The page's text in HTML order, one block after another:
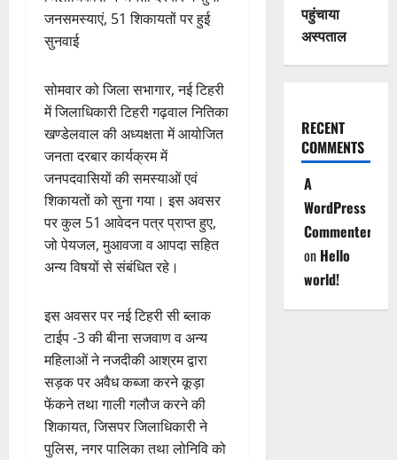
जनसमस्याएं, 51 शिकायतों पर हुई
सुनवाई
सोमवार को जिला सभागार, नई टिहरी
में जिलाधिकारी टिहरी गढ़वाल नितिका
खण्डेलवाल की अध्यक्षता में आयोजित
जनता दरबार कार्यक्रम में
जनपदवासियों की समस्याओं एवं
शिकायतों को सुना गया। इस अवसर
पर कुल 51 आवेदन पत्र प्राप्त हुए,
जो पेयजल, मुआवजा व आपदा सहित
अन्य विषयों से संबंधित रहे।
इस अवसर पर नई टिहरी सी ब्लाक
टाईप -3 की बीना सजवाण व अन्य
महिलाओं ने नजदीकी आश्रम द्वारा
सड़क पर अवैध कब्जा करने कूड़ा
फेंकने तथा गाली गलौज करने की
शिकायत, जिसपर जिलाधिकारी ने
पुलिस, नगर पालिका तथा लोनिवि को
पहुंचाया
अस्पताल
RECENT
COMMENTS
A
WordPress
Commenter
on Hello
world!